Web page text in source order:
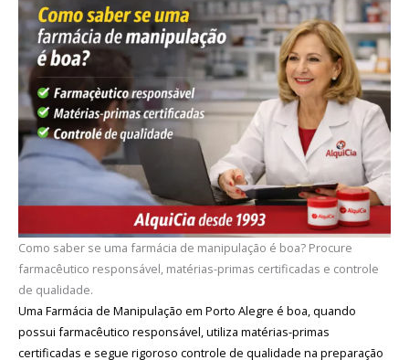
Como saber se uma farmácia de manipulação é boa? Procure
farmacêutico responsável, matérias-primas certificadas e controle
de qualidade.
Uma Farmácia de Manipulação em Porto Alegre é boa, quando
possui farmacêutico responsável, utiliza matérias-primas
certificadas e segue rigoroso controle de qualidade na preparação